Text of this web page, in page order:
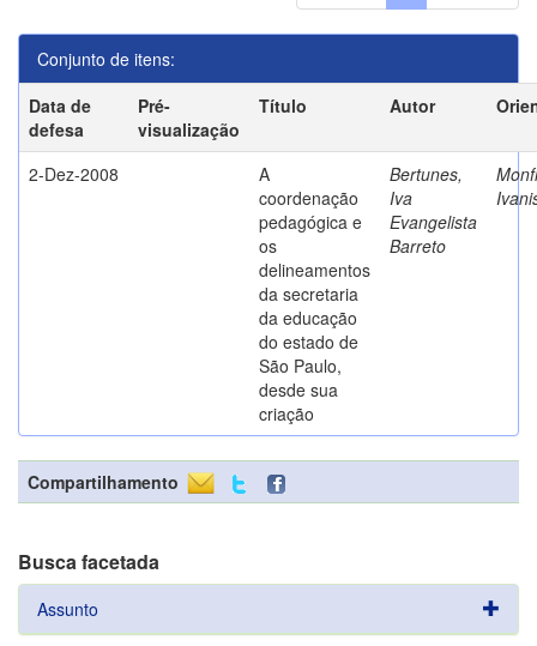
Conjunto de itens:
Data de
defesa
Pré-
visualização
Título Autor
2-Dez-2008
A
coordenação
pedagógica e
os
delineamentos
da secretaria
da educação
do estado de
São Paulo,
desde sua
criação
Bertunes,
Iva
Evangelista
Barreto
Compartilhamento
Busca facetada
Assunto